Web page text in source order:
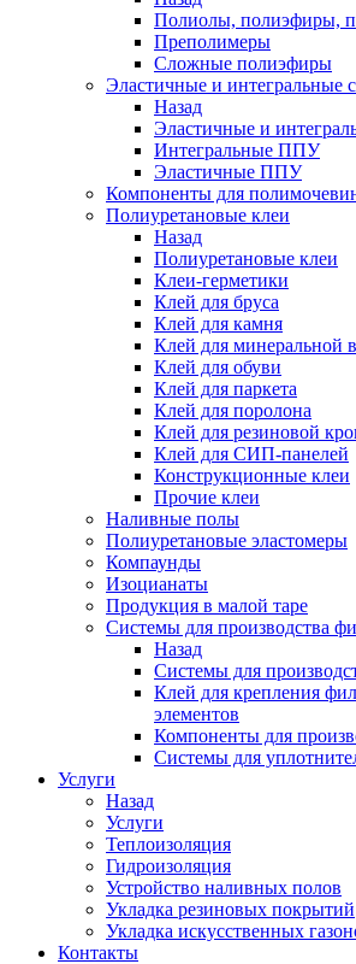
Полиолы, полиэфиры,
Преполимеры
Сложные полиэфиры
Эластичные и интегральные
Назад
Эластичные и
Интегральные ППУ
Эластичные ППУ
Компоненты для
Полиуретановые клеи
Назад
Полиуретановые клеи
Клеи-герметики
Клей для бруса
Клей для камня
Клей для минеральной
Клей для обуви
Клей для паркета
Клей для поролона
Клей для резиновой
Клей для СИП-панелей
Конструкционные клеи
Прочие клеи
Наливные полы
Полиуретановые эластомеры
Компаунды
Изоцианаты
Продукция в малой таре
Системы для производства
Назад
Системы для
Клей для крепления
элементов
Компоненты для
Системы для
Услуги
Назад
Услуги
Теплоизоляция
Гидроизоляция
Устройство наливных полов
Укладка резиновых покрытий
Укладка искусственных
Контакты